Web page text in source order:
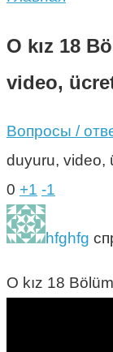
O kız 18
video,
Вопросы /
duyuru, video,
0 +1 -1
hfghfg
O kız 18